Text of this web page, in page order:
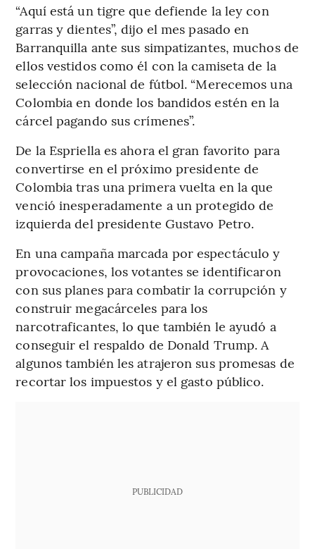
“Aquí está un tigre que defiende la ley con
garras y dientes”, dijo el mes pasado en
Barranquilla ante sus simpatizantes, muchos de
ellos vestidos como él con la camiseta de la
selección nacional de fútbol. “Merecemos una
Colombia en donde los bandidos estén en la
cárcel pagando sus crímenes”.
De la Espriella es ahora el gran favorito para
convertirse en el próximo presidente de
Colombia tras una primera vuelta en la que
venció inesperadamente a un protegido de
izquierda del presidente Gustavo Petro.
En una campaña marcada por espectáculo y
provocaciones, los votantes se identificaron
con sus planes para combatir la corrupción y
construir megacárceles para los
narcotraficantes, lo que también le ayudó a
conseguir el respaldo de Donald Trump. A
algunos también les atrajeron sus promesas de
recortar los impuestos y el gasto público.
PUBLICIDAD